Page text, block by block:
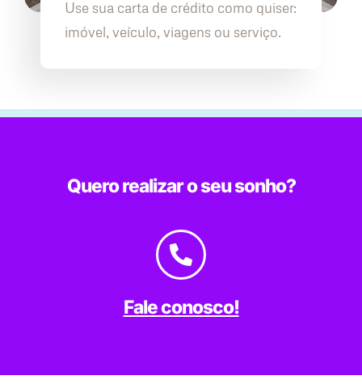
Use sua carta de crédito como quiser:
imóvel, veículo, viagens ou serviço.
Quero realizar o seu sonho?
Fale conosco!